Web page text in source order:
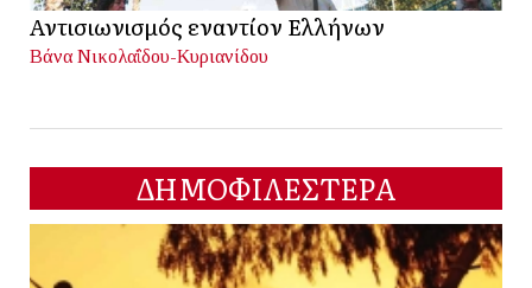
Αντισιωνισμός εναντίον Ελλήνων
Βάνα Νικολαΐδου-Κυριανίδου
ΔΗΜΟΦΙΛΕΣΤΕΡΑ